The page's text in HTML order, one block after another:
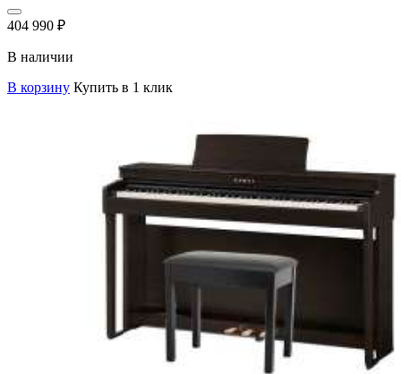
404 990 ₽
В наличии
В корзину Купить в 1 клик